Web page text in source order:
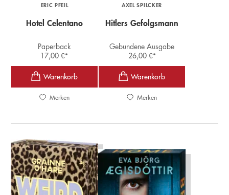
ERIC PFEIL
Hotel Celentano
Paperback
17,00€*
Merken
AXEL SPILCKER
Hitlers Gefolgsmann
Gebundene Ausgabe
26,00 €*
Merken